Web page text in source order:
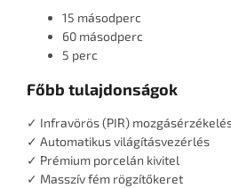
15 másodperc
60 másodperc
5 perc
Főbb tulajdonságok
✓ Infravörös (PIR)
✓ Automatikus világításvezérlés
✓ Prémium porcelán kivitel
✓ Masszív fém rögzítőkeret